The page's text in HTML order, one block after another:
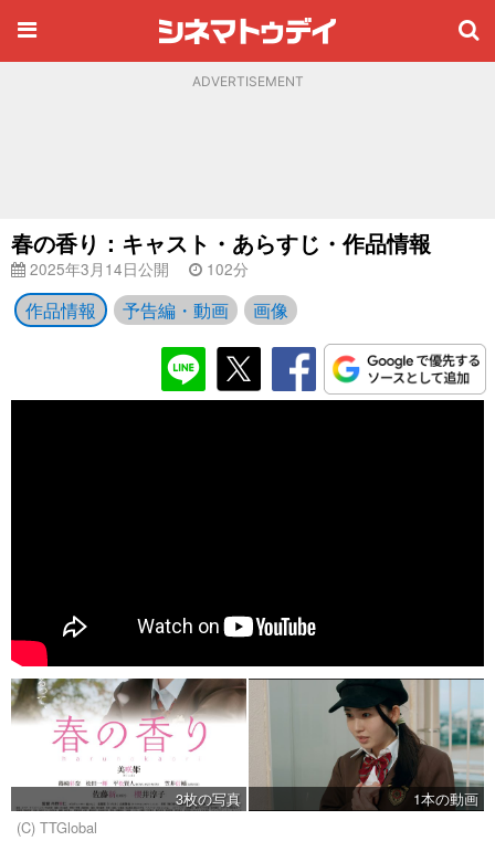
ADVERTISEMENT
春の香り：キャスト・あらすじ・作品情報
2025年3月14日公開 102分
作品情報 予告編・動画 画像
3枚の写真
1本の動画
(C) TTGlobal